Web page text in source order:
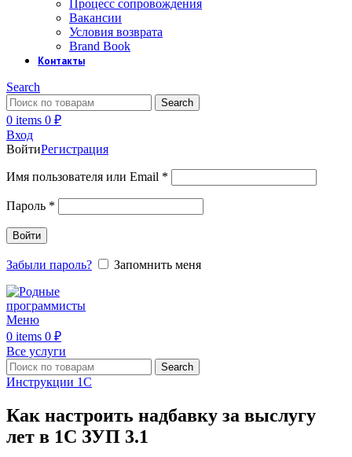
Процесс сопровождения
Вакансии
Условия возврата
Brand Book
Контакты
Search
Search
0 items 0 ₽
Вход
ВойтиРегистрация
Имя пользователя или Email *
Пароль *
Войти
Забыли пароль? Запомнить меня
Меню
0 items 0 ₽
Все услуги
Search
Инструкции 1С
Как настроить надбавку за выслугу
лет в 1С ЗУП 3.1